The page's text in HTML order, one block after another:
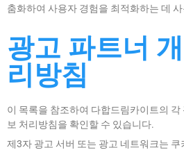
춤화하여 사용자 경험을 최적화하는 데
광고 파트너
리방침
이 목록을 참조하여 다합드림카이트의 각
보 처리방침을 확인할 수 있습니다.
제3자 광고 서버 또는 광고 네트워크는 쿠